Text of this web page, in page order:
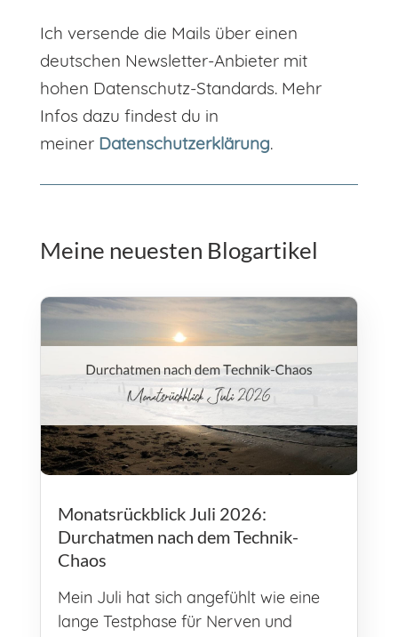
Ich versende die Mails über einen
deutschen Newsletter-Anbieter mit
hohen Datenschutz-Standards. Mehr
Infos dazu findest du in
meiner Datenschutzerklärung.
Meine neuesten Blogartikel
Monatsrückblick Juli 2026:
Durchatmen nach dem Technik-
Chaos
Mein Juli hat sich angefühlt wie eine
lange Testphase für Nerven und